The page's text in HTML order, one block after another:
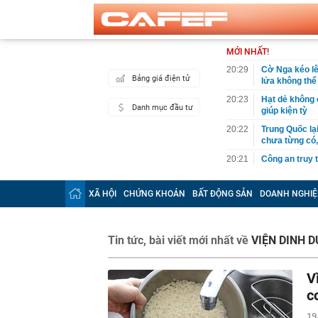
Bảng giá điện tử
Danh mục đầu tư
MỚI NHẤT!
20:29
Cờ Nga kéo
lửa không
20:23
Hạt dẻ
giúp kiện tỳ
20:22
Trung Quốc
chưa từng
20:21
Công an truy
20:11
Đội hình dự
lại suất chính
20:03
Ra ngân
20:01
Giá card đồ
20:00
Iran: Mở lại
trước chiến
19:59
Trước 31/8/
doanh nghiệp
XÃ HỘI CHỨNG KHOÁN BẤT ĐỘNG SẢN DOANH
Tin tức, bài viết mới nhất về VIỆN DINH